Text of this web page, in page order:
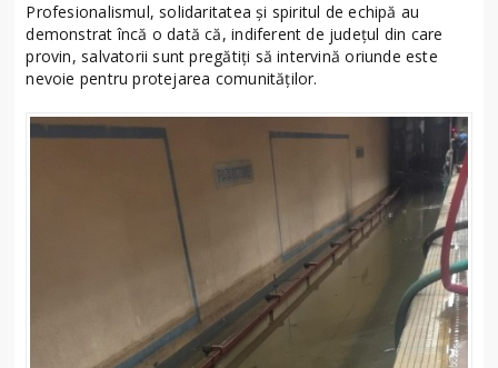
Profesionalismul, solidaritatea și spiritul de echipă au
demonstrat încă o dată că, indiferent de județul din care
provin, salvatorii sunt pregătiți să intervină oriunde este
nevoie pentru protejarea comunităților.